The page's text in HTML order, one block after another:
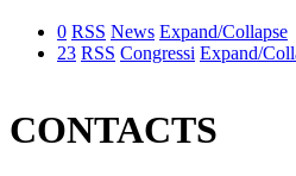
0 RSS News Expand/Collapse
23 RSS Congressi Expand/
CONTACTS